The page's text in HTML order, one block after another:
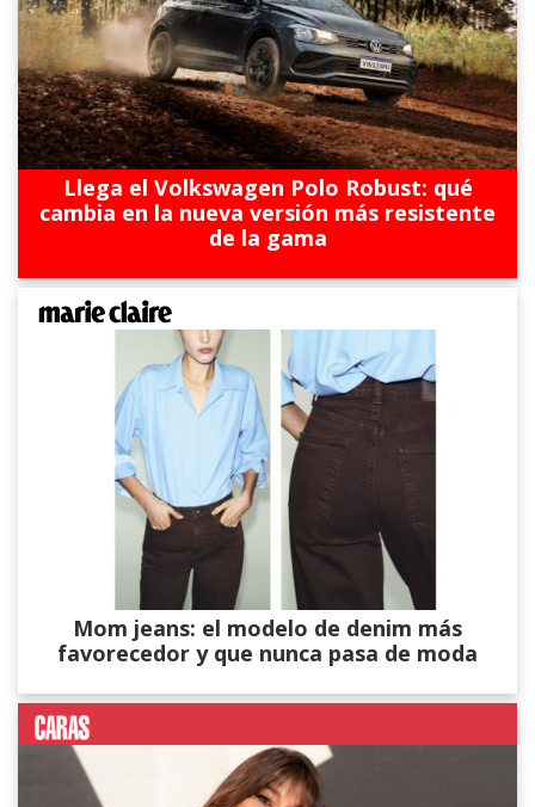
Llega el Volkswagen Polo Robust: qué
cambia en la nueva versión más resistente
de la gama
Mom jeans: el modelo de denim más
favorecedor y que nunca pasa de moda